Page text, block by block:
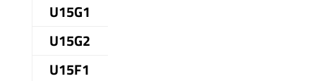
U15G1
U15G2
U15F1